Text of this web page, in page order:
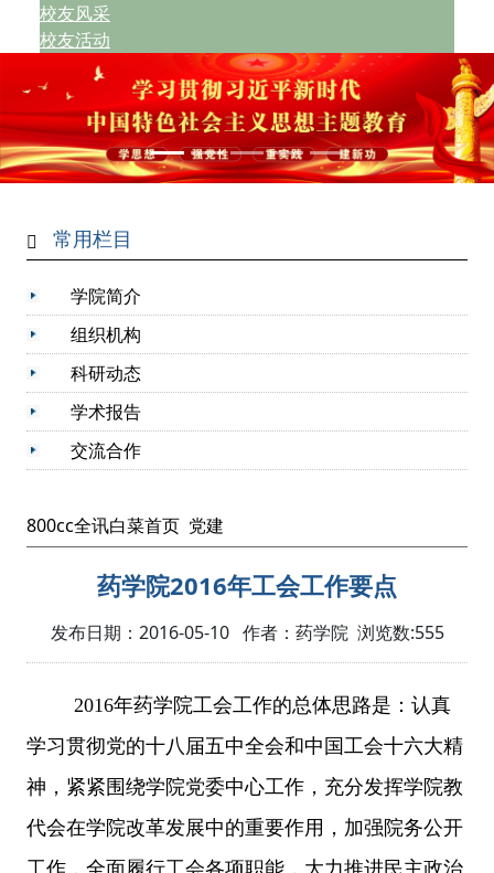
校友风采
校友活动
常用栏目
学院简介
组织机构
科研动态
学术报告
交流合作
800cc全讯白菜首页 党建
药学院2016年工会工作要点
发布日期：2016-05-10 作者：药学院 浏览数:555
2016年药学院工会工作的总体思路是： 认真
学习贯彻党的十八届五中全会和中国工会十六大精
神，紧紧围绕学院党委中心工作，充分发挥学院教
代会在学院改革发展中的重要作用，加强院务公开
工作，全面履行工会各项职能， 大力推进民主政治